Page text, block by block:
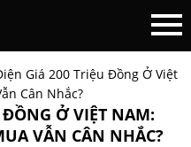
Giá 200 Triệu Đồng Ở Việt
Cân Nhắc?
Ở VIỆT NAM:
VẪN CÂN NHẮC?